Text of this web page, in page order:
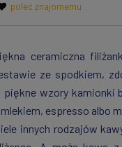
poleć znajomemu
ceramiczna
ze spodkiem,
piękne wzory kamionki
espresso albo
innych rodzajów